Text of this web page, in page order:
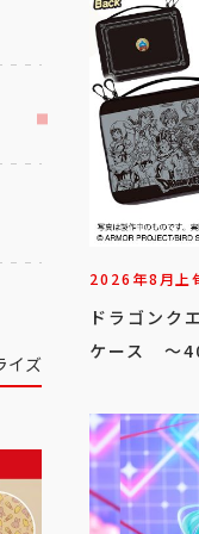
イズ
2026年8月上
ドラゴン
ケース ～